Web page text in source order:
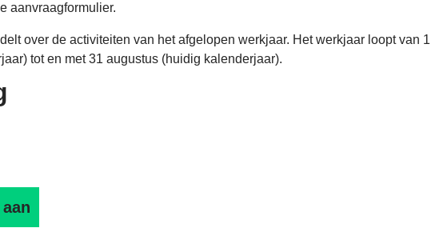
aanvraagformulier.
over de activiteiten van het afgelopen werkjaar. Het werkjaar loopt van 1
tot en met 31 augustus (huidig kalenderjaar).